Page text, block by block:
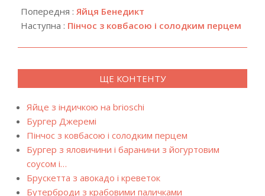
11-
28
Попередня : Яйця Бенедикт
Наступна : Пінчос з ковбасою і солодким перцем
ЩЕ КОНТЕНТУ
Яйце з індичкою на brioschi
Бургер Джеремі
Пінчос з ковбасою і солодким перцем
Бургер з яловичини і баранини з йогуртовим
соусом і…
Брускетта з авокадо і креветок
Бутерброди з крабовими паличками